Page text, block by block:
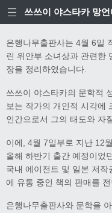
은행나무출판사는 4월 6일
린 위안부 소녀상과 관련한
장을 정리하였습니다.
쓰쓰이 야스타카의 문학적
보는 작가의 개인적 시각에
인간으로서 그의 태도와 자
이에, 4월 7일부로 지난 12
올해 하반기 출간 예정이었
국내 에이전트 및 일본 저
에 유통 중인 책의 판매를
은행나무출판사와 문학을